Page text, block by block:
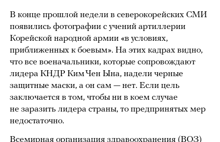
В конце прошлой недели в северокорейских СМИ
появились фотографии с учений артиллерии
Корейской народной армии «в условиях,
приближенных к боевым». На этих кадрах видно,
что все военачальники, которые сопровождают
лидера КНДР Ким Чен Ына, надели черные
защитные маски, а он сам — нет. Если цель
заключается в том, чтобы ни в коем случае
не заразить лидера страны, то предпринятых мер
недостаточно.
Всемирная организация здравоохранения (ВОЗ)